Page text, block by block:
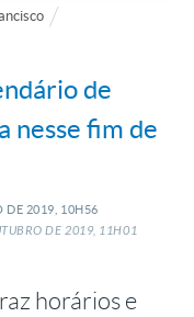
de
nesse fim de
DE 2019, 10H56
DE2019, 11H01
horários e